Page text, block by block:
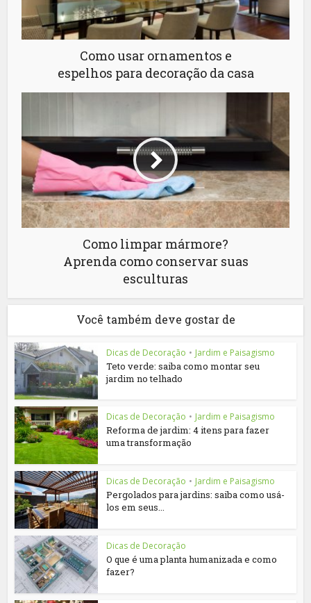
Como usar ornamentos e
espelhos para decoração da casa
Como limpar mármore?
Aprenda como conservar suas
esculturas
Você também deve gostar de
Dicas de Decoração • Jardim e Paisagismo
Teto verde: saiba como montar seu
jardim no telhado
Dicas de Decoração • Jardim e Paisagismo
Reforma de jardim: 4 itens para fazer
uma transformação
Dicas de Decoração • Jardim e Paisagismo
Pergolados para jardins: saiba como usá-
los em seus...
Dicas de Decoração
O que é uma planta humanizada e como
fazer?